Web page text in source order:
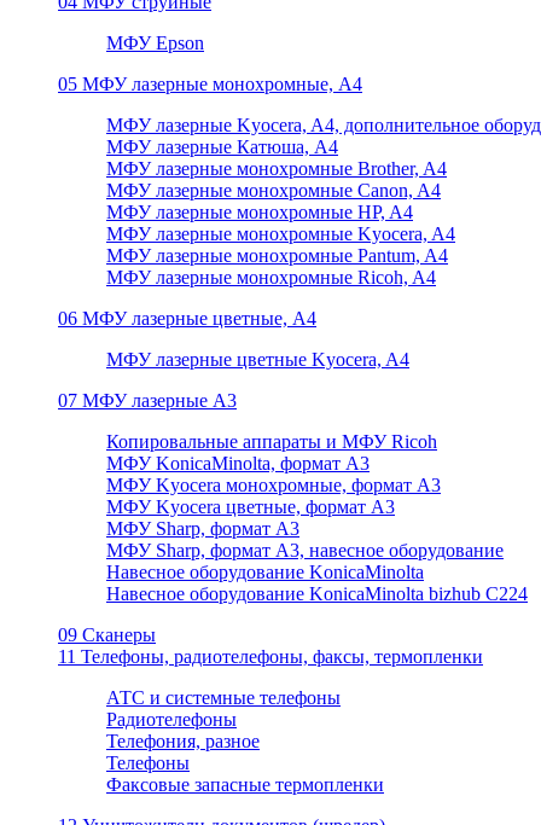
МФУ Epson
05 МФУ лазерные монохромные, А4
МФУ лазерные Kyocera, A4, дополнительное
МФУ лазерные Катюша, А4
МФУ лазерные монохромные Brother, A4
МФУ лазерные монохромные Canon, A4
МФУ лазерные монохромные HP, A4
МФУ лазерные монохромные Kyocera, A4
МФУ лазерные монохромные Pantum, A4
МФУ лазерные монохромные Ricoh, A4
06 МФУ лазерные цветные, А4
МФУ лазерные цветные Kyocera, A4
07 МФУ лазерные А3
Копировальные аппараты и МФУ Ricoh
МФУ KonicaMinolta, формат А3
МФУ Kyocera монохромные, формат А3
МФУ Kyocera цветные, формат А3
МФУ Sharp, формат А3
МФУ Sharp, формат А3, навесное оборудование
Навесное оборудование KonicaMinolta
Навесное оборудование KonicaMinolta bizhub C224
09 Сканеры
11 Телефоны, радиотелефоны, факсы, термопленки
АТС и системные телефоны
Радиотелефоны
Телефония, разное
Телефоны
Факсовые запасные термопленки